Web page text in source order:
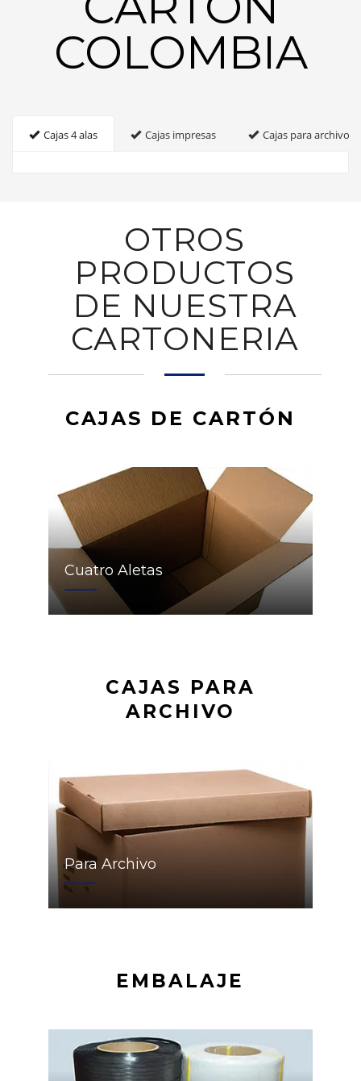
COLOMBIA
Cajas 4 alas Cajas impresas Cajas para archivo
OTROS
PRODUCTOS
DE NUESTRA
CARTONERIA
CAJAS DE CARTÓN
Cuatro Aletas
CAJAS PARA
ARCHIVO
Para Archivo
EMBALAJE